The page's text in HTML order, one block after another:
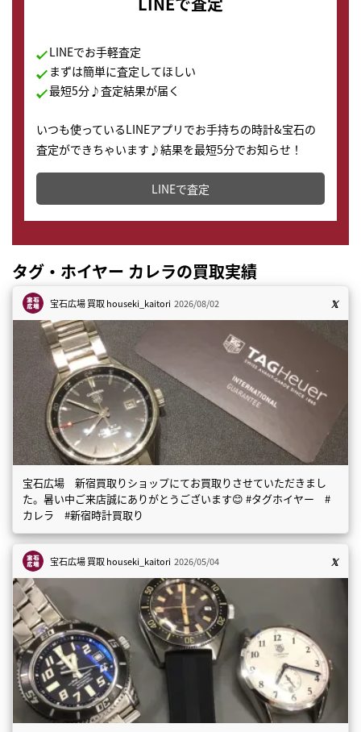
LINEでお手軽査定
まずは簡単に査定してほしい
最短5分♪査定結果が届く
いつも使っているLINEアプリでお手持ちの時計&宝石の
査定ができちゃいます♪結果を最短5分でお知らせ！
どこからでもすぐに査定金額を知ることが出来ます。
LINEで査定
タグ・ホイヤー カレラの買取実績
宝石広場 買取houseki_kaitori 2026/08/02
宝石広場 新宿買取りショップにてお買取りさせていただきまし
た。暑い中ご来店誠にありがとうございます😊 #タグホイヤー #
カレラ #新宿時計買取り
宝石広場 買取houseki_kaitori 2026/05/04